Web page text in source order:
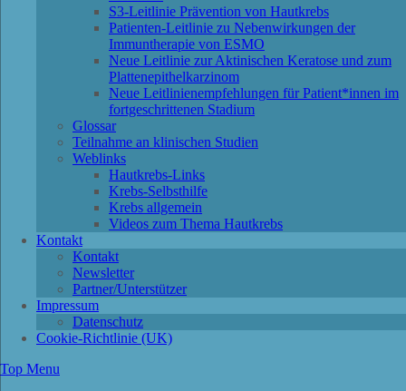
S3-Leitlinie Prävention von Hautkrebs
Patienten-Leitlinie zu Nebenwirkungen der
Immuntherapie von ESMO
Neue Leitlinie zur Aktinischen Keratose und zum
Plattenepithelkarzinom
Neue Leitlinienempfehlungen für Patient*innen im
fortgeschrittenen Stadium
Glossar
Teilnahme an klinischen Studien
Weblinks
Hautkrebs-Links
Krebs-Selbsthilfe
Krebs allgemein
Videos zum Thema Hautkrebs
Kontakt
Kontakt
Newsletter
Partner/Unterstützer
Impressum
Datenschutz
Cookie-Richtlinie (UK)
Top Menu